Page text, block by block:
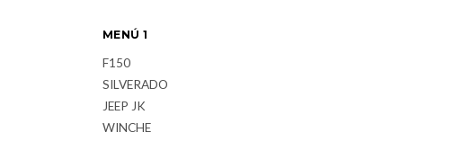
MENÚ 1
F150
SILVERADO
JEEP JK
WINCHE